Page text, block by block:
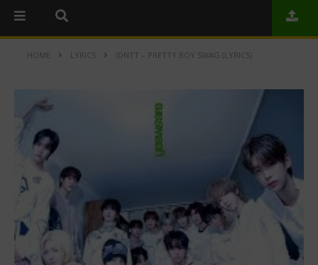
HOME LYRICS IDNTT – PRETTY BOY SWAG (LYRICS)